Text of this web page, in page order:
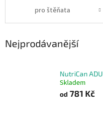
pro štěňata
Nejprodávanější
NutriCan
Skladem
od 781 Kč